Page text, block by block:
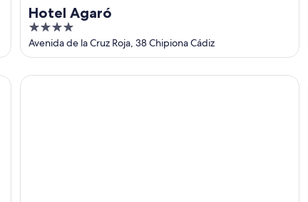
Hotel Agaró
4
out
of
5
Avenida de la Cruz Roja, 38 Chipiona Cádiz
Hotel Playa De Regla